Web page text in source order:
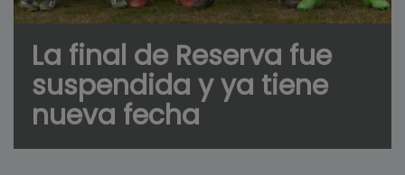
La final de Reserva fue
suspendida y ya tiene
nueva fecha